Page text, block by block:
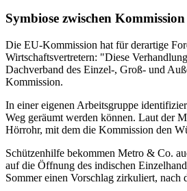
Symbiose zwischen
Die EU-Kommission hat für derartige
Wirtschaftsvertretern: "Diese
Dachverband des Einzel-, Groß- und
Kommission.
In einer eigenen Arbeitsgruppe
Weg geräumt werden können. Laut der
Hörrohr, mit dem die Kommission den
Schützenhilfe bekommen Metro & Co.
auf die Öffnung des indischen
Sommer einen Vorschlag zirkuliert,